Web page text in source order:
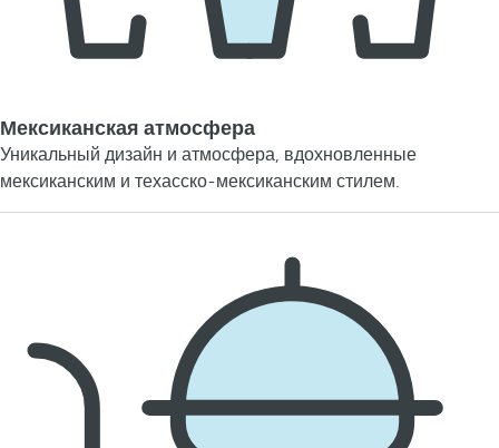
Мексиканская атмосфера
Уникальный дизайн и атмосфера, вдохновленные
мексиканским и техасско-мексиканским стилем.